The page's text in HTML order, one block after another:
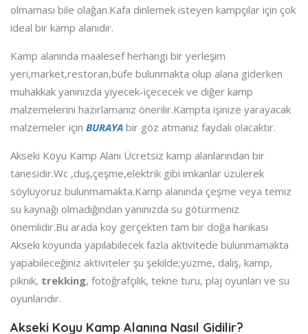
olmaması bile olağan.Kafa dinlemek isteyen kampçılar için çok
ideal bir kamp alanıdır.
Kamp alanında maalesef herhangi bir yerleşim
yeri,market,restoran,büfe bulunmakta olup alana giderken
muhakkak yanınızda yiyecek-içececek ve diğer kamp
malzemelerini hazırlamanız önerilir.Kampta işinize yarayacak
malzemeler için BURAYA bir göz atmanız faydalı olacaktır.
Akseki Koyu Kamp Alanı Ücretsiz kamp alanlarından bir
tanesidir.Wc ,duş,çeşme,elektrik gibi imkanlar üzülerek
söylüyoruz bulunmamakta.Kamp alanında çeşme veya temiz
su kaynağı olmadığından yanınızda su götürmeniz
önemlidir.Bu arada koy gerçekten tam bir doğa harikası
Akseki koyunda yapılabilecek fazla aktivitede bulunmamakta
yapabileceğiniz aktiviteler şu şekilde;yüzme, dalış, kamp,
piknik, trekking, fotoğrafçılık, tekne turu, plaj oyunları ve su
oyunlarıdır.
Akseki Koyu Kamp Alanına Nasıl Gidilir?